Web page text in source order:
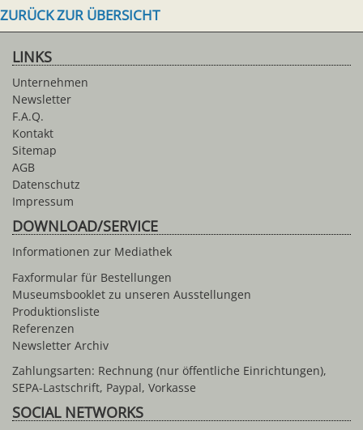
ZURÜCK ZUR ÜBERSICHT
LINKS
Unternehmen
Newsletter
F.A.Q.
Kontakt
Sitemap
AGB
Datenschutz
Impressum
DOWNLOAD/SERVICE
Informationen zur Mediathek
Faxformular für Bestellungen
Museumsbooklet zu unseren Ausstellungen
Produktionsliste
Referenzen
Newsletter Archiv
Zahlungsarten: Rechnung (nur öffentliche Einrichtungen),
SEPA-Lastschrift, Paypal, Vorkasse
SOCIAL NETWORKS